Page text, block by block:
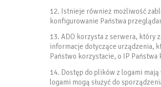
12. Istnieje również możliwość
konfigurowanie Państwa
13. ADO korzysta z serwera, który
informacje dotyczące urządzenia,
Państwo korzystacie, o IP
14. Dostęp do plików z logami
logami mogą służyć do